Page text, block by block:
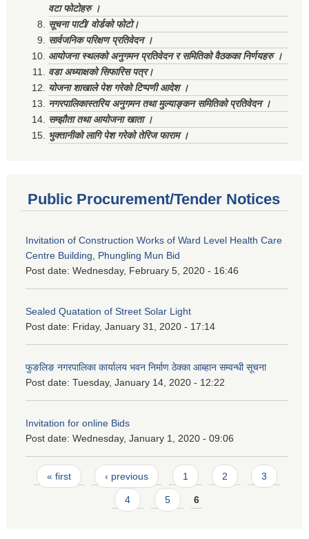
वटा फोटोहरु ।
सूचना पाटी/ वोर्डको फोटो।
सार्वजनिक परिक्षण प्रतिवेदन ।
आयोजना स्थलको अनुगमन प्रतिवेदन र समितिको वैठकका निर्णयहरु ।
वडा अध्याक्षको सिफारिस पत्र।
योजना शाखाले पेश गरेको टिप्पणी आदेश ।
नगरपालिकास्तरिय अनुगमन तथा मुल्याङ्कन समितिको प्रतिवेदन ।
सम्झौता तथा आयोजना खाता ।
भुक्तानीको लागि पेश गरेको तेरिज फाराम ।
Public Procurement/Tender Notices
Invitation of Construction Works of Ward Level Health Care
Centre Building, Phungling Mun Bid
Post date: Wednesday, February 5, 2020 - 16:46
Sealed Quatation of Street Solar Light
Post date: Friday, January 31, 2020 - 17:14
फुङलिङ नगरपालिका कार्यालय भवन निर्माण ठेक्का आब्हान सम्वन्धी सूचना
Post date: Tuesday, January 14, 2020 - 12:22
Invitation for online Bids
Post date: Wednesday, January 1, 2020 - 09:06
Pages
« first ‹ previous 1 2 3
4 5 6